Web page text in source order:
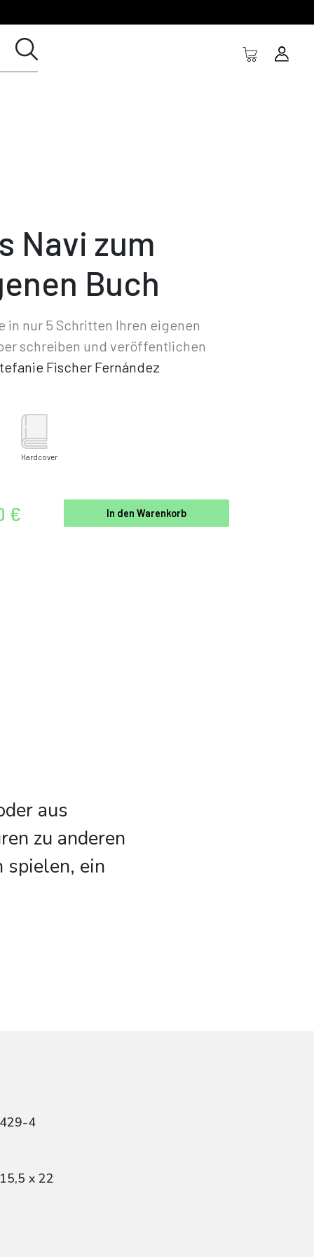
Navi zum
Buch
in nur 5 Schritten Ihren eigenen
schreiben und veröffentlichen
Fischer Fernández
Hardcover
€ In den Warenkorb
aus
zu anderen
spielen, ein
4
x 22